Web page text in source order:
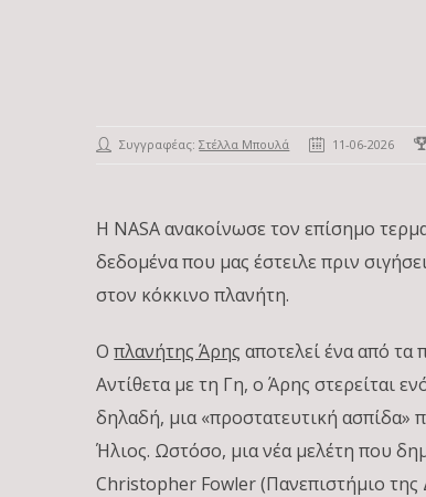
Συγγραφέας:Στέλλα Μπουλά 11-06-2026
Η NASA ανακοίνωσε τον επίσημο
δεδομένα που μας έστειλε πριν
στον κόκκινο πλανήτη.
Οπλανήτης Άρης αποτελεί ένα από τα
Αντίθετα με τη Γη, ο Άρης στερείται
δηλαδή, μια «προστατευτική ασπίδα»
Ήλιος. Ωστόσο, μια νέα μελέτη που
Christopher Fowler (Πανεπιστήμιο της